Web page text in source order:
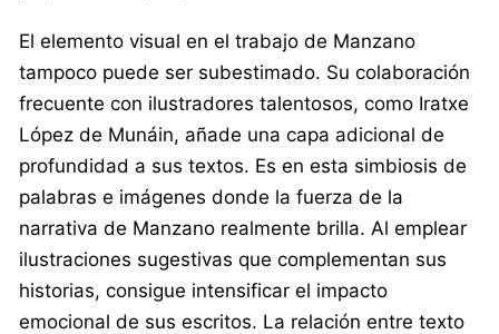
El elemento visual en el trabajo de Manzano
tampoco puede ser subestimado. Su colaboración
frecuente con ilustradores talentosos, como Iratxe
López de Munáin, añade una capa adicional de
profundidad a sus textos. Es en esta simbiosis de
palabras e imágenes donde la fuerza de la
narrativa de Manzano realmente brilla. Al emplear
ilustraciones sugestivas que complementan sus
historias, consigue intensificar el impacto
emocional de sus escritos. La relación entre texto